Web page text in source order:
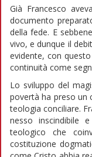
Già Francesco
documento
della fede. E
vivo, e dunque il
evidente, con
continuità come
Lo sviluppo del
povertà ha preso un
teologia conciliare.
nesso inscindibile
teologico che
costituzione